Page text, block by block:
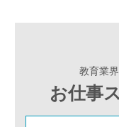
教育業
お仕事